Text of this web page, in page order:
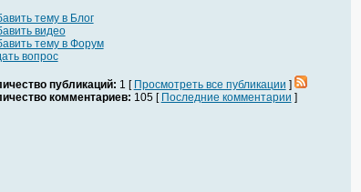
тему в Блог
видео
тему в Форум
вопрос
публикаций: 1 [ Просмотреть все публикации ]
комментариев: 105 [ Последние комментарии ]